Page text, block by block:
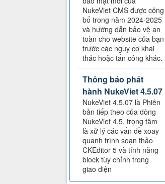
NukeViet CMS được công
bố trong năm 2024-2025
và hướng dẫn bảo vệ an
toàn cho website của bạn
trước các nguy cơ khai
thác hoặc tấn công khác.
Thông báo phát
hành NukeViet 4.5.07
NukeViet 4.5.07 là Phiên
bản tiếp theo của dòng
NukeViet 4.5, trọng tâm
là xử lý các vấn đề xoay
quanh trình soạn thảo
CKEditor 5 và tính năng
block tùy chỉnh trong
giao diện